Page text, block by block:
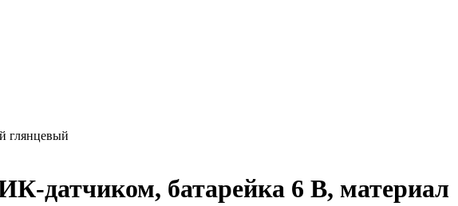
глянцевый
датчиком, батарейка 6 В, материал